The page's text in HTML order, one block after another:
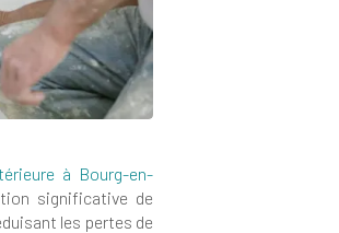
à Bourg-en-
significative de
les pertes de